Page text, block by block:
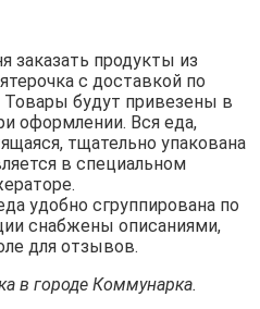
заказать продукты из
с доставкой по
будут привезены в
оформлении. Вся еда,
тщательно упакована
в специальном
удобно сгруппирована по
снабжены описаниями,
для отзывов.
в городе Коммунарка.